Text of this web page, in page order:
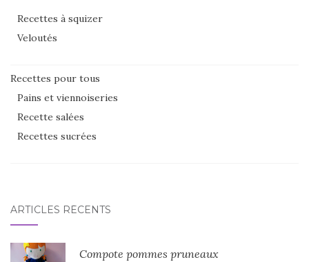
Recettes à squizer
Veloutés
Recettes pour tous
Pains et viennoiseries
Recette salées
Recettes sucrées
ARTICLES RÉCENTS
Compote pommes pruneaux